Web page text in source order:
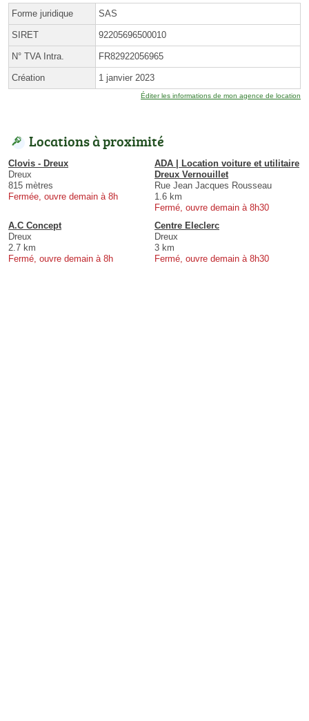
Forme juridique SAS
SIRET 92205696500010
N° TVA Intra. FR82922056965
Création 1 janvier 2023
Éditer les informations de mon agence de location
Locations à proximité
Clovis - Dreux
Dreux
815 mètres
Fermée, ouvre demain à 8h
ADA | Location voiture et utilitaire
Dreux Vernouillet
Rue Jean Jacques Rousseau
1.6 km
Fermé, ouvre demain à 8h30
A.C Concept
Dreux
2.7 km
Fermé, ouvre demain à 8h
Centre Eleclerc
Dreux
3 km
Fermé, ouvre demain à 8h30